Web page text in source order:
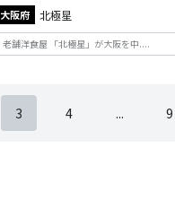
大阪府 北極星
老舗洋食屋 「北極星」が大阪を中....
3 4 ... 9